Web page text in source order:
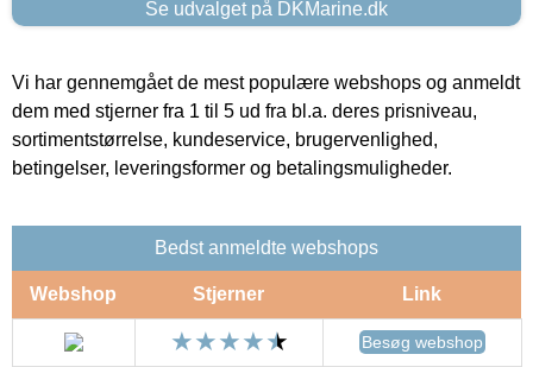
Se udvalget på DKMarine.dk
Vi har gennemgået de mest populære webshops og anmeldt
dem med stjerner fra 1 til 5 ud fra bl.a. deres prisniveau,
sortimentstørrelse, kundeservice, brugervenlighed,
betingelser, leveringsformer og betalingsmuligheder.
Bedst anmeldte webshops
Webshop Stjerner Link
Besøg webshop